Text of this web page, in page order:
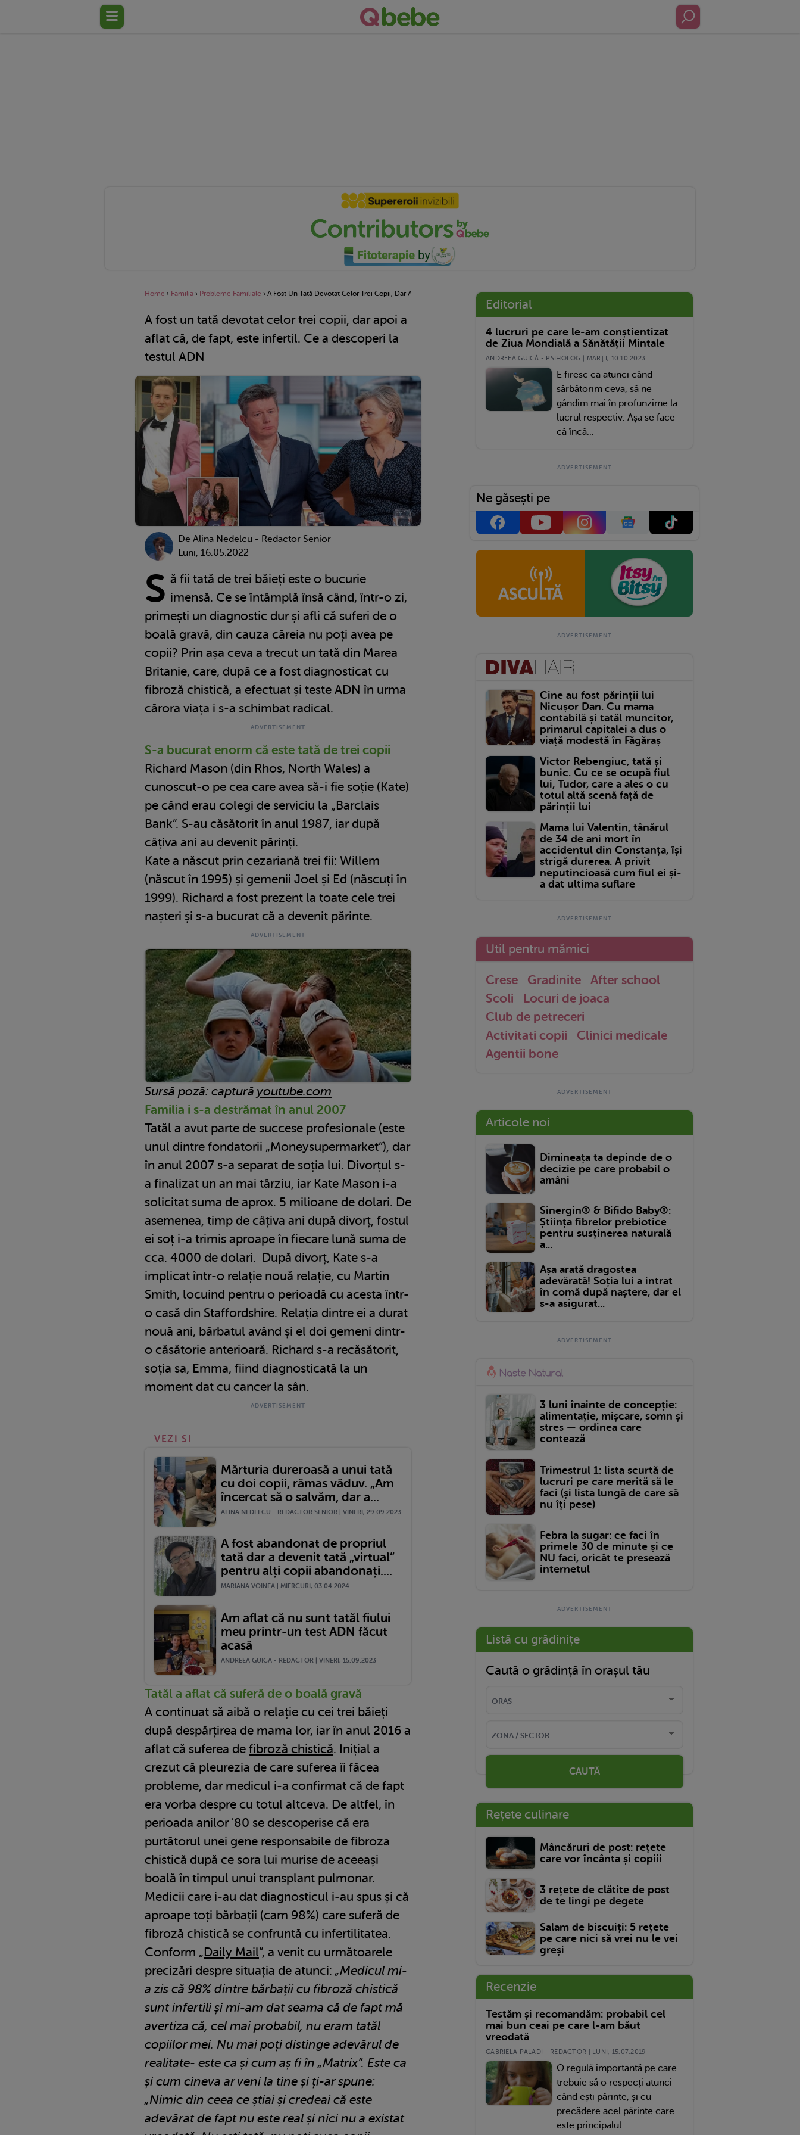
Home › Familia › Probleme Familiale › A Fost Un Tată Devotat Celor Trei Copii, Dar Apoi A Aflat Că, De Fapt, Este Infertil. Ce A Descoperi La Testul ADN
A fost un tată devotat celor trei copii, dar apoi a
aflat că, de fapt, este infertil. Ce a descoperi la
testul ADN
De Alina Nedelcu - Redactor Senior
Luni, 16.05.2022
S ă fii tată de trei băieți este o bucurie
imensă. Ce se întâmplă însă când, într-o zi,
primești un diagnostic dur și afli că suferi de o
boală gravă, din cauza căreia nu poți avea pe
copii? Prin așa ceva a trecut un tată din Marea
Britanie, care, după ce a fost diagnosticat cu
fibroză chistică, a efectuat și teste ADN în urma
cărora viața i s-a schimbat radical.
S-a bucurat enorm că este tată de trei copii
Richard Mason (din Rhos, North Wales) a
cunoscut-o pe cea care avea să-i fie soție (Kate)
pe când erau colegi de serviciu la „Barclais
Bank”. S-au căsătorit în anul 1987, iar după
câțiva ani au devenit părinți.
Kate a născut prin cezariană trei fii: Willem
(născut în 1995) și gemenii Joel și Ed (născuți în
1999). Richard a fost prezent la toate cele trei
nașteri și s-a bucurat că a devenit părinte.
Sursă poză: captură youtube.com
Familia i s-a destrămat în anul 2007
Tatăl a avut parte de succese profesionale (este
unul dintre fondatorii „Moneysupermarket”), dar
în anul 2007 s-a separat de soția lui. Divorțul s-
a finalizat un an mai târziu, iar Kate Mason i-a
solicitat suma de aprox. 5 milioane de dolari. De
asemenea, timp de câțiva ani după divorț, fostul
ei soț i-a trimis aproape în fiecare lună suma de
cca. 4000 de dolari. După divorț, Kate s-a
implicat într-o relație nouă relație, cu Martin
Smith, locuind pentru o perioadă cu acesta într-
o casă din Staffordshire. Relația dintre ei a durat
nouă ani, bărbatul având și el doi gemeni dintr-
o căsătorie anterioară. Richard s-a recăsătorit,
soția sa, Emma, fiind diagnosticată la un
moment dat cu cancer la sân.
VEZI SI
Mărturia dureroasă a unui tată
cu doi copii, rămas văduv. „Am
încercat să o salvăm, dar a...
ALINA NEDELCU - REDACTOR SENIOR | VINERI, 29.09.2023
A fost abandonat de propriul
tată dar a devenit tată „virtual”
pentru alți copii abandonați....
MARIANA VOINEA | MIERCURI, 03.04.2024
Am aflat că nu sunt tatăl fiului
meu printr-un test ADN făcut
acasă
ANDREEA GUICA - REDACTOR | VINERI, 15.09.2023
Tatăl a aflat că suferă de o boală gravă
A continuat să aibă o relație cu cei trei băieți
după despărțirea de mama lor, iar în anul 2016 a
aflat că suferea de fibroză chistică. Inițial a
crezut că pleurezia de care suferea îi făcea
probleme, dar medicul i-a confirmat că de fapt
era vorba despre cu totul altceva. De altfel, în
perioada anilor '80 se descoperise că era
purtătorul unei gene responsabile de fibroza
chistică după ce sora lui murise de aceeași
boală în timpul unui transplant pulmonar.
Medicii care i-au dat diagnosticul i-au spus și că
aproape toți bărbații (cam 98%) care suferă de
fibroză chistică se confruntă cu infertilitatea.
Conform „Daily Mail”, a venit cu următoarele
precizări despre situația de atunci: „Medicul mi-
a zis că 98% dintre bărbații cu fibroză chistică
sunt infertili și mi-am dat seama că de fapt mă
avertiza că, cel mai probabil, nu eram tatăl
copiilor mei. Nu mai poți distinge adevărul de
realitate- este ca și cum aș fi în „Matrix”. Este ca
și cum cineva ar veni la tine și ți-ar spune:
„Nimic din ceea ce știai și credeai că este
adevărat de fapt nu este real și nici nu a existat
Editorial
4 lucruri pe care le-am conștientizat
de Ziua Mondială a Sănătății Mintale
ANDREEA GUICĂ - PSIHOLOG | MARŢI, 10.10.2023
E firesc ca atunci când
sărbătorim ceva, să ne
gândim mai în profunzime la
lucrul respectiv. Așa se face
că încă...
Ne găsești pe
Cine au fost părinții lui
Nicușor Dan. Cu mama
contabilă și tatăl muncitor,
primarul capitalei a dus o
viață modestă în Făgăraș
Victor Rebengiuc, tată și
bunic. Cu ce se ocupă fiul
lui, Tudor, care a ales o cu
totul altă scenă față de
părinții lui
Mama lui Valentin, tânărul
de 34 de ani mort în
accidentul din Constanța, își
strigă durerea. A privit
neputincioasă cum fiul ei și-
a dat ultima suflare
Util pentru mămici
Crese Gradinite
After school
Scoli
Locuri de joaca
Club de petreceri
Activitati copii
Clinici medicale
Agentii bone
Articole noi
Dimineața ta depinde de o
decizie pe care probabil o
amâni
Sinergin® & Bifido Baby®:
Știința fibrelor prebiotice
pentru susținerea naturală
a...
Așa arată dragostea
adevărată! Soția lui a intrat
în comă după naștere, dar el
s-a asigurat...
3 luni înainte de concepție:
alimentație, mișcare, somn și
stres — ordinea care
contează
Trimestrul 1: lista scurtă de
lucruri pe care merită să le
faci (și lista lungă de care să
nu îți pese)
Febra la sugar: ce faci în
primele 30 de minute și ce
NU faci, oricât te presează
internetul
Listă cu grădinițe
Caută o grădință în orașul tău
CAUTĂ
Rețete culinare
Mâncăruri de post: rețete
care vor încânta și copiii
3 rețete de clătite de post
de te lingi pe degete
Salam de biscuiți: 5 rețete
pe care nici să vrei nu le vei
greși
Recenzie
Testăm și recomandăm: probabil cel
mai bun ceai pe care l-am băut
vreodată
GABRIELA PALADI - REDACTOR | LUNI, 15.07.2019
O regulă importantă pe care
trebuie să o respecți atunci
când ești părinte, și cu
precădere acel părinte care
este principalul...